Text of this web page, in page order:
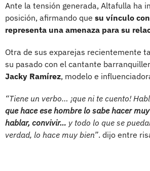
Ante la tensión generada, Altafulla ha
posición, afirmando que su vínculo
representa una amenaza para su
Otra de sus exparejas recientemente
su pasado con el cantante
Jacky Ramírez, modelo e
“Tiene un verbo… ¡que ni te cuento!
que hace ese hombre lo sabe hacer
hablar, convivir… y todo lo que se
verdad, lo hace muy bien”. dijo entre